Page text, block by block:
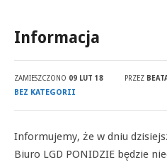
Informacja
ZAMIESZCZONO 09 LUT 18 PRZEZ
BEZ KATEGORII
Informujemy, że w dniu
Biuro LGD PONIDZIE będzie